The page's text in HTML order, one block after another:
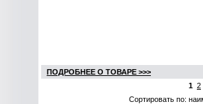
ПОДРОБНЕЕ О ТОВАРЕ >>>
1 2
Сортировать по: